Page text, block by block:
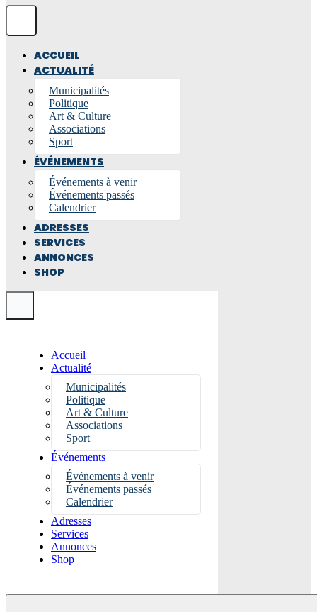
ACCUEIL
ACTUALITÉ
Municipalités
Politique
Art & Culture
Associations
Sport
ÉVÉNEMENTS
Événements à venir
Événements passés
Calendrier
ADRESSES
SERVICES
ANNONCES
SHOP
Accueil
Actualité
Municipalités
Politique
Art & Culture
Associations
Sport
Événements
Événements à venir
Événements passés
Calendrier
Adresses
Services
Annonces
Shop